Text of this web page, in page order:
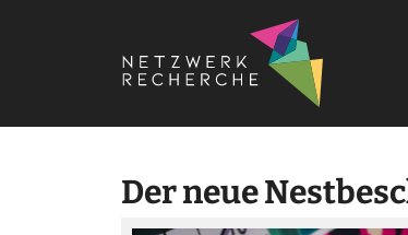
Startseite › Jahreskonferenz
Der neue